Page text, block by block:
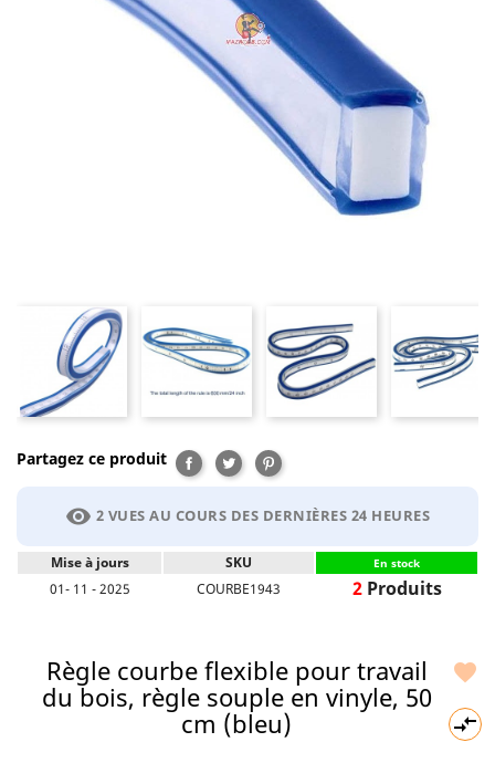
Partagez ce produit Partager
TweetPinterest
visibility 2 VUES AU COURS DES DERNIÈRES 24 HEURES
Mise à jours SKU En stock
01- 11 - 2025 COURBE1943 2Produits


Règle courbe flexible pour travail
du bois, règle souple en vinyle, 50
cm (bleu)